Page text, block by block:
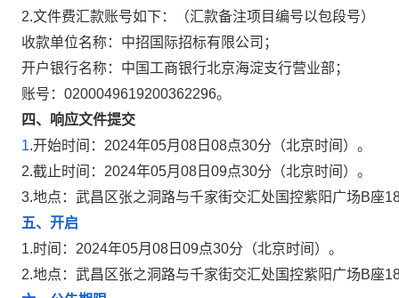
2.文件费汇款账号如下：（汇款备注项目编号以包段号）
收款单位名称：中招国际招标有限公司；
开户银行名称：中国工商银行北京海淀支行营业部；
账号：0200049619200362296。
四、响应文件提交
1.开始时间：2024年05月08日08点30分（北京时间）。
2.截止时间：2024年05月08日09点30分（北京时间）。
3.地点：武昌区张之洞路与千家街交汇处国控紫阳广场B座
五、开启
1.时间：2024年05月08日09点30分（北京时间）。
2.地点：武昌区张之洞路与千家街交汇处国控紫阳广场B座